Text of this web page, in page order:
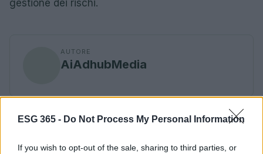
ESG 365 - Do Not Process My Personal Information
If you wish to opt-out of the sale, sharing to third parties, or
gestione dei rischi.
AUTORE
AiAdhubMedia